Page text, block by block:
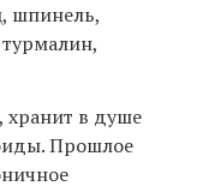
шпинель,
турмалин,
в душе
Прошлое